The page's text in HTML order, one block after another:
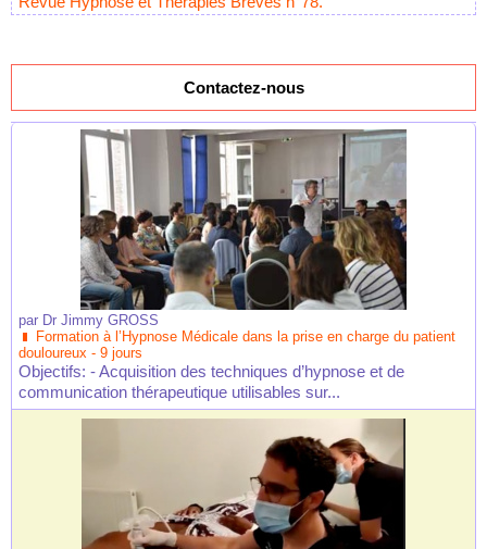
Contactez-nous
par Dr Jimmy GROSS
Formation à l’Hypnose Médicale dans la prise en charge du patient
douloureux - 9 jours
Objectifs: - Acquisition des techniques d’hypnose et de
communication thérapeutique utilisables sur...